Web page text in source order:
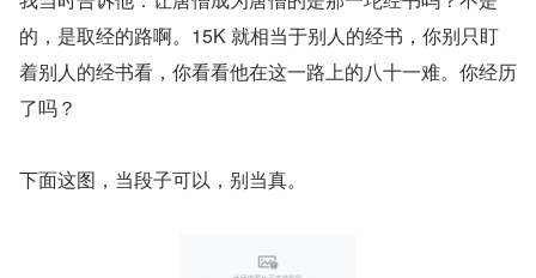
的，是取经的路啊。15K 就相当于别人的经书，你别只盯
着别人的经书看，你看看他在这一路上的八十一难。你经历
了吗？
下面这图，当段子可以，别当真。